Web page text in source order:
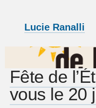
Lucie Ranalli
Fête de
vous le 20